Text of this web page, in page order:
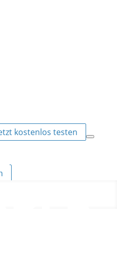
kostenlos testen